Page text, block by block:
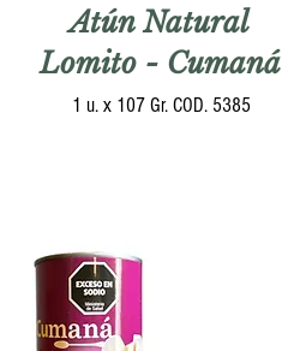
Atún Natural
Lomito - Cumaná
1 u. x 107 Gr. COD. 5385